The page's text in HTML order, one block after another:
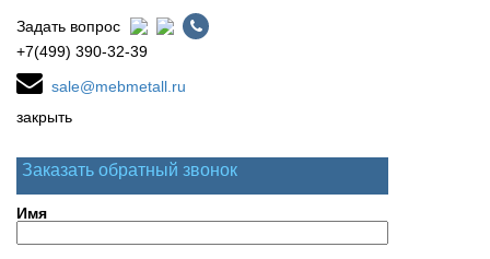
Задать вопрос
+7(499) 390-32-39
sale@mebmetall.ru
закрыть
Заказать обратный звонок
Имя